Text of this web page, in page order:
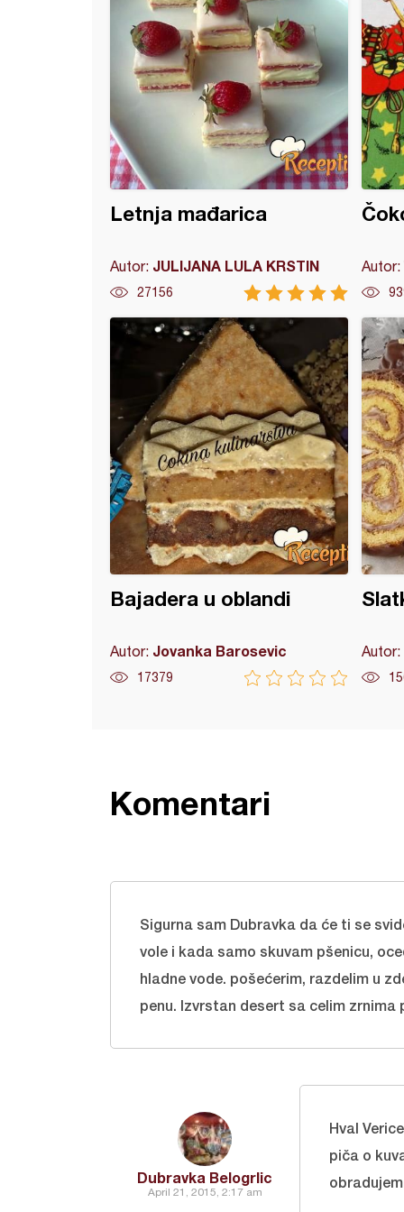
Letnja mađarica
Autor: JULIJANA LULA KRSTIN
27156
Autor:
Bajadera u oblandi
Autor: Jovanka Barosevic
17379
Autor:
Rafaelo kuglice
Komentari
Sigurna sam Dubravka da će ti se
vole i kada samo skuvam pšenicu,
hladne vode. pošećerim, razdelim u
penu. Izvrstan desert sa celim zrnima
Dubravka Belogrlic
April 21, 2015, 2:17 am
Hval
piča o